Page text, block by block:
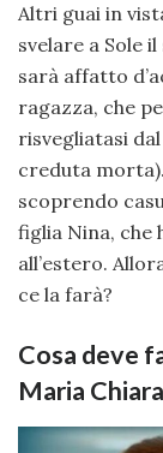
Altri guai in
svelare a Sole
sarà affatto
ragazza, che
risvegliatasi
creduta
scoprendo
figlia Nina, che
all’estero.
ce la farà?
Cosa deve
Maria